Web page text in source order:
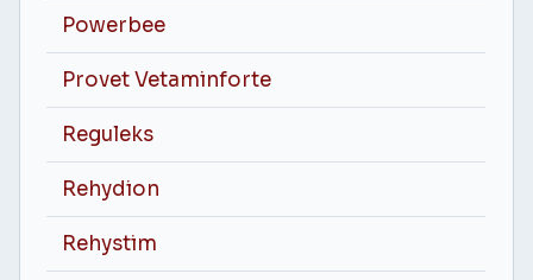
Powerbee
Provet Vetaminforte
Reguleks
Rehydion
Rehystim